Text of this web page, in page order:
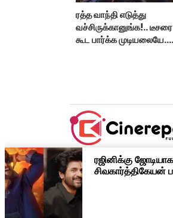
ரத்த வாந்தி எடுத்து
வச்சிருக்கானுங்க!.. டீசரை
கூட பார்க்க முடியலையே..